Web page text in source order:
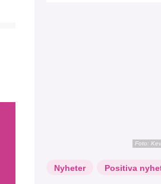
Foto:
Nyheter Positiva